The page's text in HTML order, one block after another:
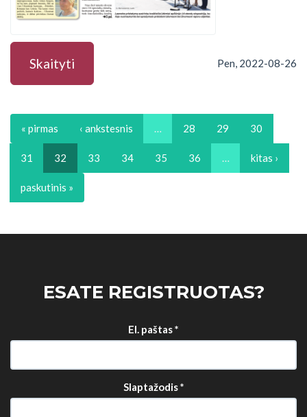
Skaityti Pen, 2022-08-26
« pirmas ‹ ankstesnis 28 29 30
31 32 33 34 35 36 kitas ›
paskutinis »
ESATE REGISTRUOTAS?
El. paštas*
Slaptažodis*